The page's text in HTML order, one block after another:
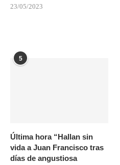
23/05/2023
5
Última hora “Hallan sin
vida a Juan Francisco tras
días de angustiosa